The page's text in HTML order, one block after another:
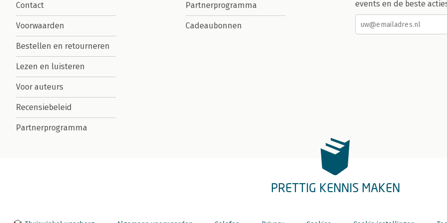
Contact
Voorwaarden
Bestellen en retourneren
Lezen en luisteren
Voor auteurs
Recensiebeleid
Partnerprogramma
Partnerprogramma
Cadeaubonnen
events en de beste
PRETTIG KENNIS MAKEN